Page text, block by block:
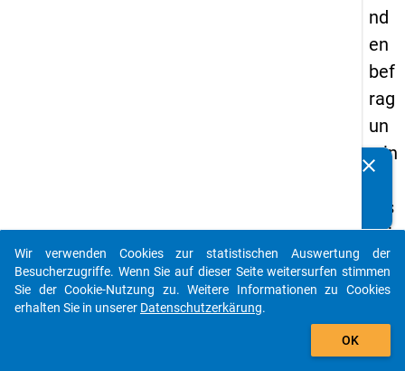
nd
en
bef
rag
un
g in
uts
chl
an
d
clear
auto_stories
add_shopping_cart
Wir verwenden Cookies zur statistischen Auswertung der
Besucherzugriffe. Wenn Sie auf dieser Seite weitersurfen stimmen
Sie der Cookie-Nutzung zu. Weitere Informationen zu Cookies
erhalten Sie in unserer Datenschutzerkärung.
OK